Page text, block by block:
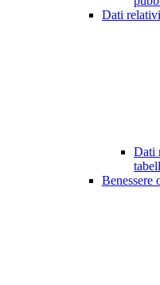
Dati
Dati
Benessere